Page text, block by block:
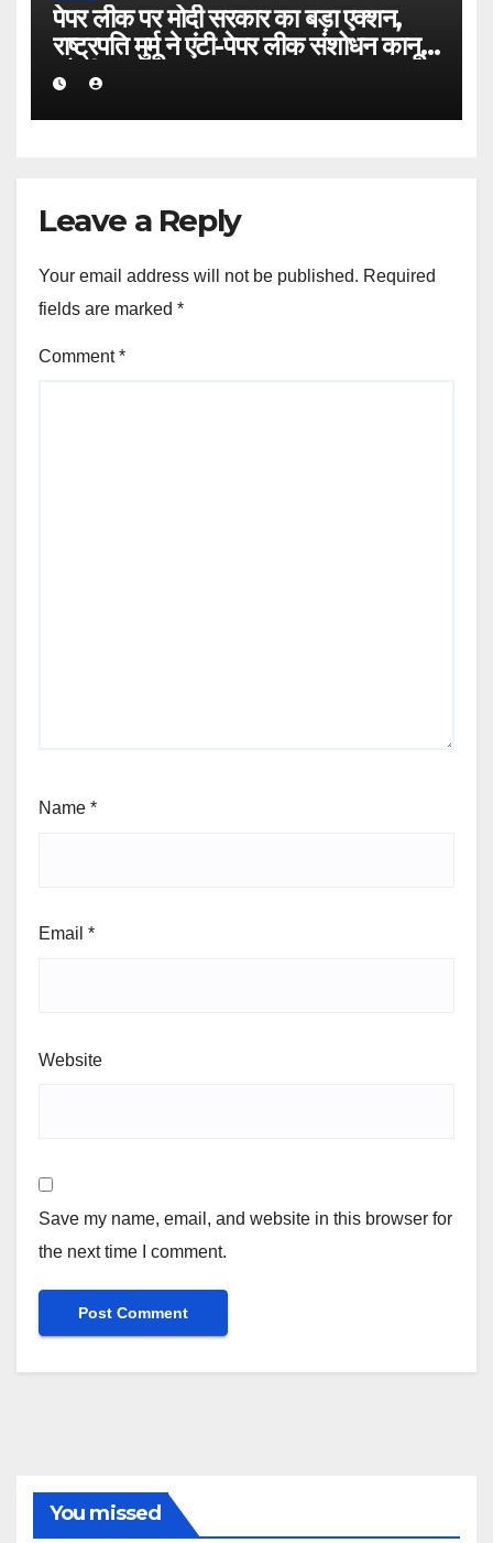
पेपर लीक पर मोदी सरकार का बड़ा एक्शन,
राष्ट्रपति मुर्मू ने एंटी-पेपर लीक संशोधन कानून
को दी मंजूरी
Leave a Reply
Your email address will not be published. Required
fields are marked *
Comment*
Name *
Email *
Website
Save my name, email, and website in this browser for
the next time I comment.
You missed